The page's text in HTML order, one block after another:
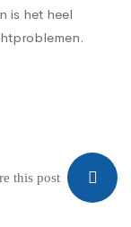
is het heel
this post